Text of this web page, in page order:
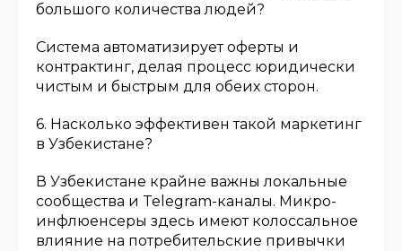
большого количества людей?
Система автоматизирует оферты и
контрактинг, делая процесс юридически
чистым и быстрым для обеих сторон.
6. Насколько эффективен такой маркетинг
в Узбекистане?
В Узбекистане крайне важны локальные
сообщества и Telegram-каналы. Микро-
инфлюенсеры здесь имеют колоссальное
влияние на потребительские привычки